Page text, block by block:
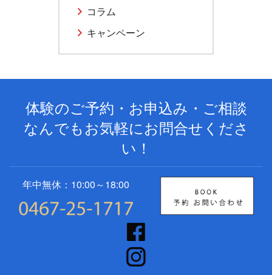
コラム
キャンペーン
体験のご予約・お申込み・ご相談
なんでもお気軽にお問合せくださ
い！
年中無休：10:00～18:00